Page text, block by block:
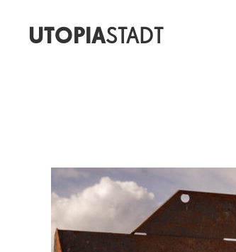
UTOPIASTADT